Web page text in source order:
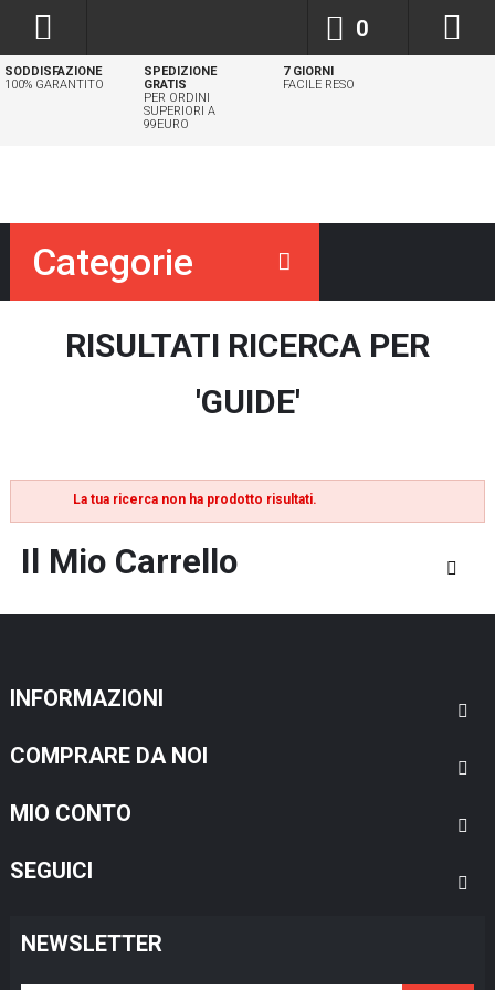
SODDISFAZIONE
100% GARANTITO
SPEDIZIONE
GRATIS
PER ORDINI
SUPERIORI A
99EURO
7 GIORNI
FACILE RESO
Categorie
0
RISULTATI RICERCA PER
'GUIDE'
La tua ricerca non ha prodotto risultati.
Il Mio Carrello
INFORMAZIONI
COMPRARE DA NOI
MIO CONTO
SEGUICI
NEWSLETTER